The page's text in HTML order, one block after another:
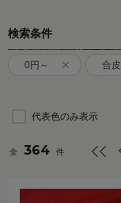
検索条件
0円～ 合
代表色のみ表示
全 364 件